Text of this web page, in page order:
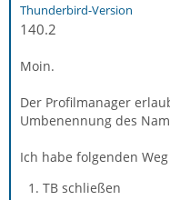
Thunderbird-Version
140.2
Moin.
Der Profilmanager
Umbenennung des
Ich habe folgenden
TB schließen